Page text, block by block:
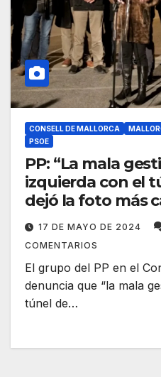
CONSELL DE MALLORCA
PSOE
PP: “La mala
izquierda con el
dejó la foto más
de Mallorca”
17 DE MAYO DE 2024
COMENTARIOS
El grupo del PP en el
denuncia que “la mala
túnel de…